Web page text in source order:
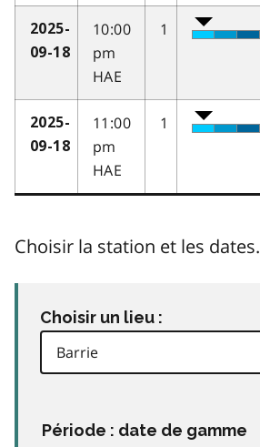
2025-
09-18
10:00
pm
HAE
1
2025-
09-18
11:00
pm
HAE
1
Choisir la station et les dates.
Choisir un lieu :
Période : date de gamme